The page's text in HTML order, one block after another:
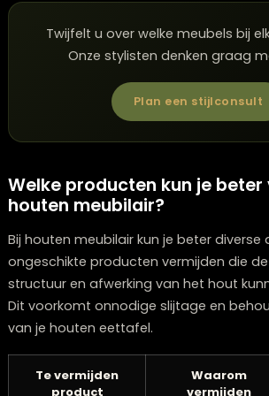
parelen
Het hout lichter van kleur wordt
Er kleine droogtescheurtjes
Voor het oliën van je tafel is het
houtspecifieke olie
te gebruiken.
kwalitatieve meubelolie of
gaat het beste met een pluisvrije
de richting van de houtnerf werkt.
volgens de aanwijzingen op het
uur) en verwijder overtollige olie
resultaat.
Twijfelt u over welke meubels